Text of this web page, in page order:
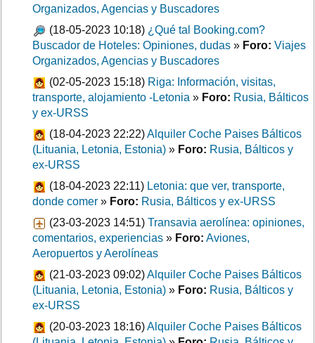
Organizados, Agencias y Buscadores
(18-05-2023 10:18) ¿Qué tal Booking.com?
Buscador de Hoteles: Opiniones, dudas » Foro: Viajes
Organizados, Agencias y Buscadores
(02-05-2023 15:18) Riga: Información, visitas,
transporte, alojamiento -Letonia » Foro: Rusia, Bálticos
y ex-URSS
(18-04-2023 22:22)Alquiler Coche Paises Bálticos
(Lituania, Letonia, Estonia) » Foro: Rusia, Bálticos y
ex-URSS
(18-04-2023 22:11) Letonia: que ver, transporte,
donde comer » Foro: Rusia, Bálticos y ex-URSS
(23-03-2023 14:51) Transavia aerolínea: opiniones,
comentarios, experiencias » Foro: Aviones,
Aeropuertos y Aerolíneas
(21-03-2023 09:02)Alquiler Coche Paises Bálticos
(Lituania, Letonia, Estonia) » Foro: Rusia, Bálticos y
ex-URSS
(20-03-2023 18:16)Alquiler Coche Paises Bálticos